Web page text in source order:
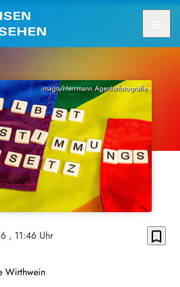
imago/Herrmann Agenturfotografie
, 11:46 Uhr bookmark_border
Wirthwein